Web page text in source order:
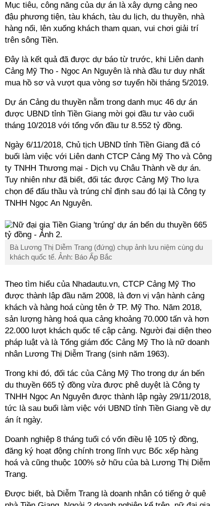
Mục tiêu, công năng của dự án là xây dựng cảng neo
đậu phương tiện, tàu khách, tàu du lịch, du thuyền, nhà
hàng nổi, lên xuống khách tham quan, vui chơi giải trí
trên sông Tiền.
Đây là kết quả đã được dự báo từ trước, khi Liên danh
Cảng Mỹ Tho - Ngọc An Nguyên là nhà đầu tư duy nhất
mua hồ sơ và vượt qua vòng sơ tuyển hồi tháng 5/2019.
Dự án Cảng du thuyền nằm trong danh mục 46 dự án
được UBND tỉnh Tiền Giang mời gọi đầu tư vào cuối
tháng 10/2018 với tổng vốn đầu tư 8.552 tỷ đồng.
Ngày 6/11/2018, Chủ tịch UBND tỉnh Tiền Giang đã có
buổi làm việc với Liên danh CTCP Cảng Mỹ Tho và Công
ty TNHH Thương mại - Dịch vụ Châu Thành về dự án.
Tuy nhiên như đã biết, đối tác được Cảng Mỹ Tho lựa
chọn để đấu thầu và trúng chỉ định sau đó lại là Công ty
TNHH Ngọc An Nguyên.
Bà Lương Thị Diễm Trang (đứng) chụp ảnh lưu niệm cùng du
khách quốc tế. Ảnh: Báo Ấp Bắc
Theo tìm hiểu của Nhadautu.vn, CTCP Cảng Mỹ Tho
được thành lập đầu năm 2008, là đơn vị vận hành cảng
khách và hàng hoá cùng tên ở TP. Mỹ Tho. Năm 2018,
sản lượng hàng hoá qua cảng khoảng 70.000 tấn và hơn
22.000 lượt khách quốc tế cập cảng. Người đại diện theo
pháp luật và là Tổng giám đốc Cảng Mỹ Tho là nữ doanh
nhân Lương Thị Diễm Trang (sinh năm 1963).
Trong khi đó, đối tác của Cảng Mỹ Tho trong dự án bến
du thuyền 665 tỷ đồng vừa được phê duyệt là Công ty
TNHH Ngọc An Nguyên được thành lập ngày 29/11/2018,
tức là sau buổi làm việc với UBND tỉnh Tiền Giang về dự
án ít ngày.
Doanh nghiệp 8 tháng tuổi có vốn điều lệ 105 tỷ đồng,
đăng ký hoạt động chính trong lĩnh vực Bốc xếp hàng
hoá và cũng thuộc 100% sở hữu của bà Lương Thị Diễm
Trang.
Được biết, bà Diễm Trang là doanh nhân có tiếng ở quê